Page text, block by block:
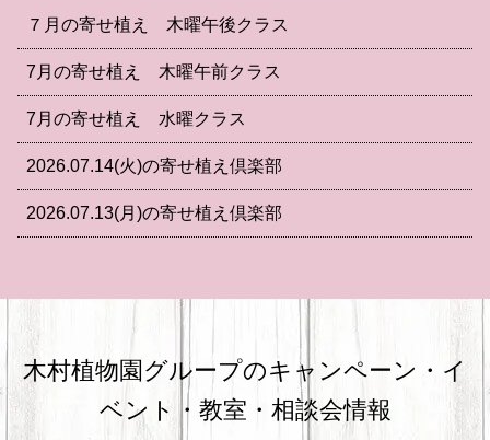
７月の寄せ植え 木曜午後クラス
7月の寄せ植え 木曜午前クラス
7月の寄せ植え 水曜クラス
2026.07.14(火)の寄せ植え倶楽部
2026.07.13(月)の寄せ植え倶楽部
木村植物園グループのキャンペーン・ イ
ベント・教室・相談会情報